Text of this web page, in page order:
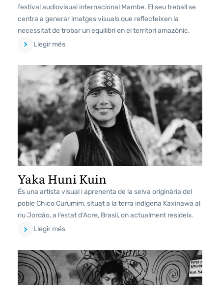
festival audiovisual internacional Mambe. El seu treball se
centra a generar imatges visuals que reflecteixen la
necessitat de trobar un equilibri en el territori amazònic.
Llegir més
Yaka Huni Kuin
És una artista visual i aprenenta de la selva originària del
poble Chico Curumim, situat a la terra indígena Kaxinawa al
riu Jordão, a l’estat d’Acre, Brasil, on actualment resideix.
Llegir més